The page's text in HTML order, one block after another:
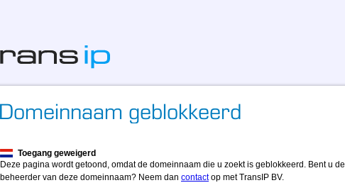
Toegang geweigerd
Deze pagina wordt getoond, omdat de domeinnaam die u zoekt is geblokkeerd. Bent u de
beheerder van deze domeinnaam? Neem dan contactop met TransIP BV.